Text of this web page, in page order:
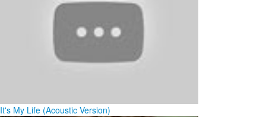
It's My Life (Acoustic Version)